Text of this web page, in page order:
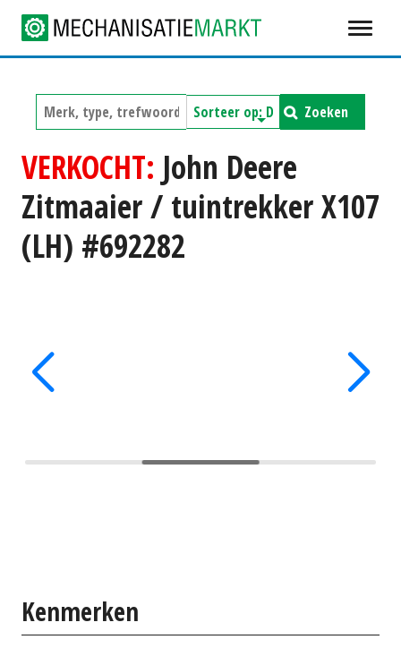
Zoeken
VERKOCHT: John Deere
Zitmaaier / tuintrekker X107
(LH) #692282
Kenmerken